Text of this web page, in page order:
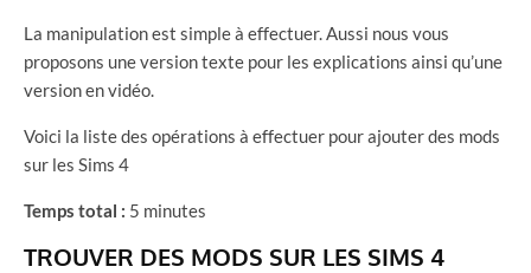
La manipulation est simple à effectuer. Aussi nous vous
proposons une version texte pour les explications ainsi qu’une
version en vidéo.
Voici la liste des opérations à effectuer pour ajouter des mods
sur les Sims 4
Temps total : 5 minutes
TROUVER DES MODS SUR LES SIMS 4